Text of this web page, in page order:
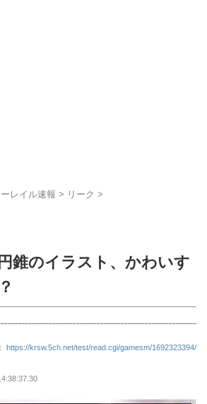
レイル速報 > リーク >
錐のイラスト、かわいす
https://krsw.5ch.net/test/read.cgi/gamesm/1692323394/